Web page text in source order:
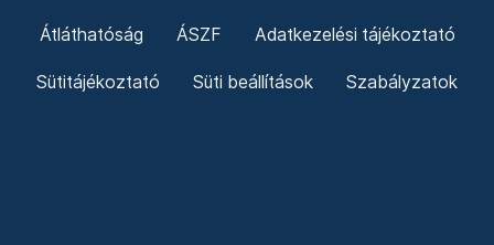
Átláthatóság ÁSZF Adatkezelési tájékoztató
Sütitájékoztató Süti beállítások Szabályzatok